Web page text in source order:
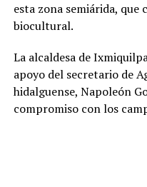
esta zona semiárida,
biocultural.
La alcaldesa de
apoyo del secretario de
hidalguense, Napoleón
compromiso con los